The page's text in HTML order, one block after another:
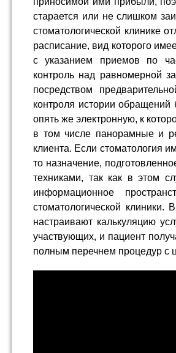
старается или не слишком
стоматологической клинике
расписание, вид которого
с указанием приемов по
контроль над равномерной
посредством
контроля истории обращений
опять же электронную, к
в том числе панорамные и
клиента. Если стоматология
то назначение,
техниками, так как в этом
информационное
стоматологической клиники.
настраивают калькуляцию
участвующих, и пациент
полным перечнем процедур с